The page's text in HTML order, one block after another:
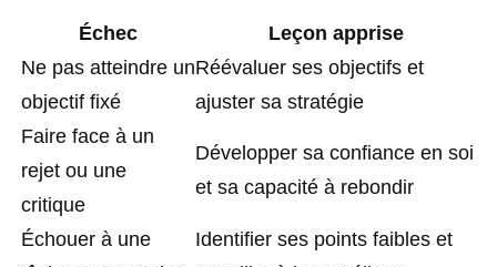
Échec
Leçon apprise
Ne pas atteindre un
objectif fixé
Réévaluer ses objectifs et
ajuster sa stratégie
Faire face à un
rejet ou une
critique
Développer sa confiance en soi
et sa capacité à rebondir
Échouer à une
Identifier ses points faibles et